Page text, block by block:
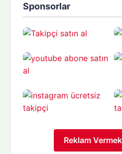
Sponsorlar
Reklam